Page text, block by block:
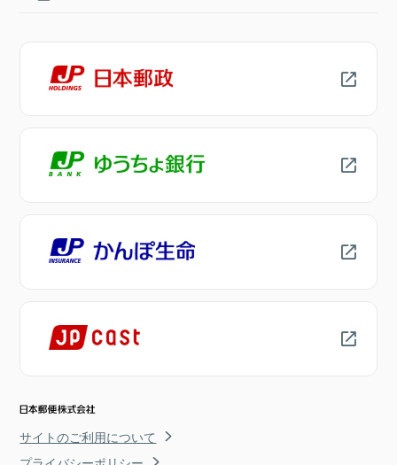
サイトのご利用について